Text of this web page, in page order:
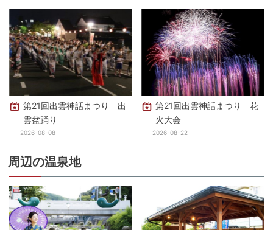
第21回出雲神話まつり 出
雲盆踊り
2026-08-08
第21回出雲神話まつり 花
火大会
2026-08-22
周辺の温泉地